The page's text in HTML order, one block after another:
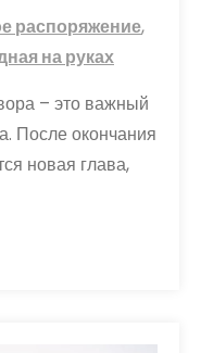
распоряжение,
на руках
– это важный
После окончания
новая глава,